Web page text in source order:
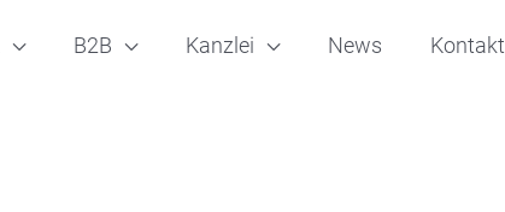
B2B Kanzlei News Kontakt